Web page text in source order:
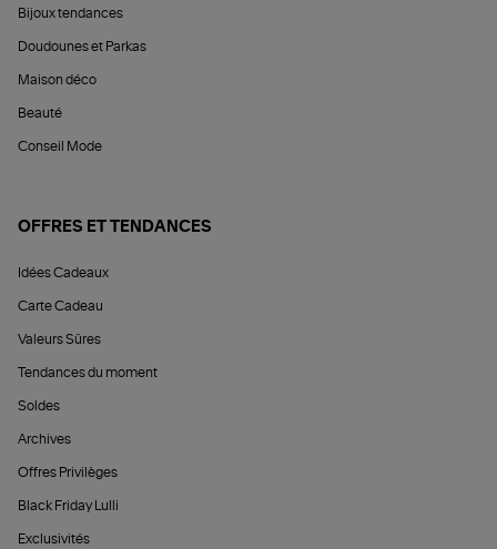
Bijoux tendances
Doudounes et Parkas
Maison déco
Beauté
Conseil Mode
OFFRES ET TENDANCES
Idées Cadeaux
Carte Cadeau
Valeurs Sûres
Tendances du moment
Soldes
Archives
Offres Privilèges
Black Friday Lulli
Exclusivités